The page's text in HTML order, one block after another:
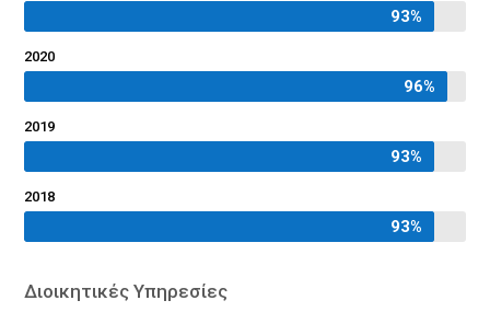
93%
93%
2020
96%
96%
2019
93%
93%
2018
93%
93%
Διοικητικές Υπηρεσίες